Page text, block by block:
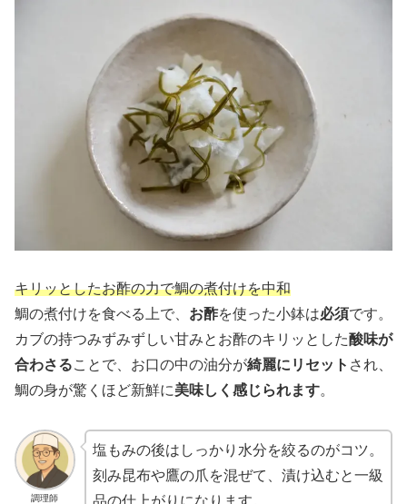
キリッとしたお酢の力で鯛の煮付けを中和
鯛の煮付けを食べる上で、 お酢を使った小鉢は必須です。
カブの持つみずみずしい甘みとお酢のキリッとした酸味が
合わさることで、お口の中の油分が綺麗にリセット され、
鯛の身が驚くほど新鮮に美味しく感じられます。
調理師
塩もみの後はしっかり水分を絞るのがコツ。
刻み昆布や鷹の爪を混ぜて、漬け込むと一級